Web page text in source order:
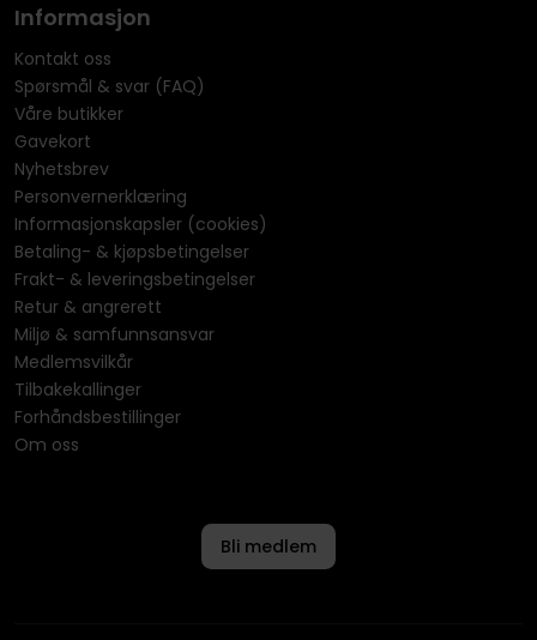
Informasjon
Kontakt oss
Spørsmål & svar (FAQ)
Våre butikker
Gavekort
Nyhetsbrev
Personvernerklæring
Informasjonskapsler (cookies)
Betaling- & kjøpsbetingelser
Frakt- & leveringsbetingelser
Retur & angrerett
Miljø & samfunnsansvar
Medlemsvilkår
Tilbakekallinger
Forhåndsbestillinger
Om oss
Bli medlem